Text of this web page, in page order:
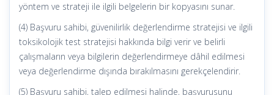
yöntem ve strateji ile ilgili belgelerin bir kopyasını sunar.
(4) Başvuru sahibi, güvenilirlik değerlendirme stratejisi ve ilgili
toksikolojik test stratejisi hakkında bilgi verir ve belirli
çalışmaların veya bilgilerin değerlendirmeye dâhil edilmesi
veya değerlendirme dışında bırakılmasını gerekçelendirir.
(5) Başvuru sahibi, talep edilmesi halinde, başvurusunu